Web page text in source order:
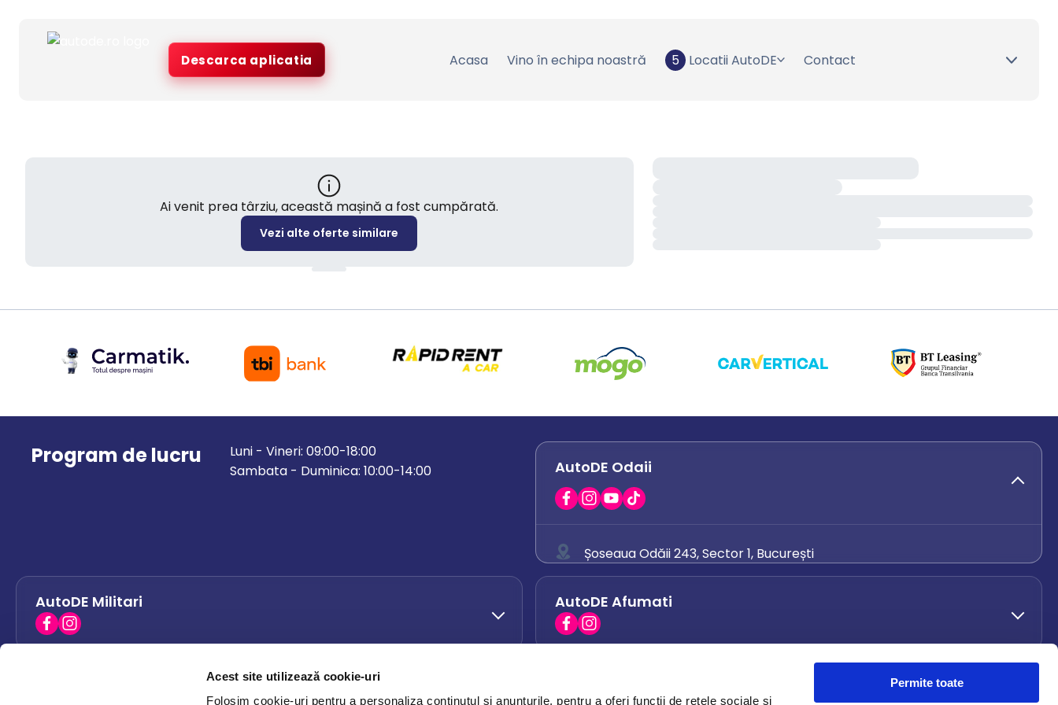
Acest site utilizează cookie-uri
Folosim cookie-uri pentru a personaliza conținutul și anunțurile, pentru a oferi funcții de rețele sociale și
Permite toate
Descarca aplicatia Acasa Vino în echipa noastră 5 Locatii AutoDE Contact
Ai venit prea târziu, această mașină a fost cumpărată.
Vezi alte oferte similare
Program de lucru
Luni - Vineri: 09:00-18:00
Sambata - Duminica: 10:00-14:00
AutoDE Odaii
Șoseaua Odăii 243, Sector 1, București
0742 444 194
office.odaii@autode.ro
AutoDE Militari AutoDE Afumati